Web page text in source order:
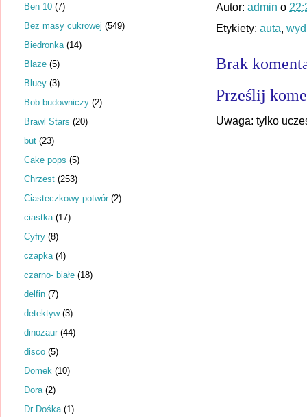
Autor: admin o
Etykiety: auta,
Brak
Prześlij
Uwaga: tylko
Ben 10 (7)
Bez masy cukrowej (549)
Biedronka (14)
Blaze (5)
Bluey (3)
Bob budowniczy (2)
Brawl Stars (20)
but (23)
Cake pops (5)
Chrzest (253)
Ciasteczkowy potwór (2)
ciastka (17)
Cyfry (8)
czapka (4)
czarno- białe (18)
delfin (7)
detektyw (3)
dinozaur (44)
disco (5)
Domek (10)
Dora (2)
Dr Dośka (1)